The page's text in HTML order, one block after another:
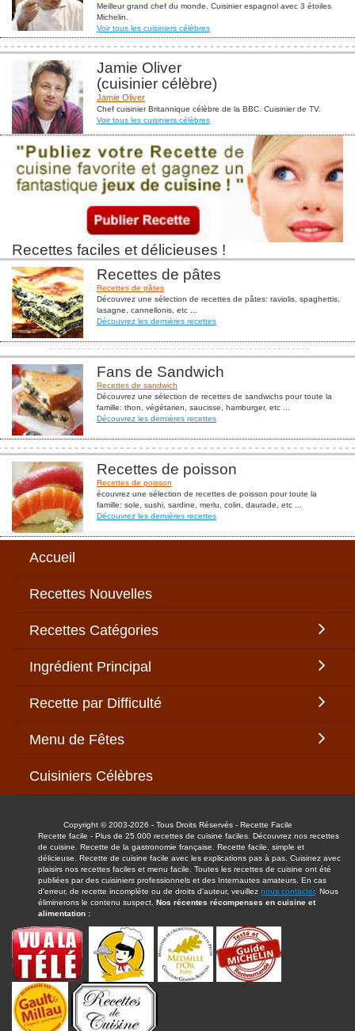
Meilleur grand chef du monde. Cuisinier espagnol avec 3 étoiles
Michelin.
Voir tous les cuisiniers célèbres
Jamie Oliver
(cuisinier célèbre)
Jamie Oliver
Chef cuisinier Britannique célèbre de la BBC. Cuisinier de TV.
Voir tous les cuisiniers célèbres
Recettes faciles et délicieuses !
Recettes de pâtes
Recettes de pâtes
Découvrez une sélection de recettes de pâtes: raviolis, spaghettis,
lasagne, cannellonis, etc ...
Découvrez les dernières recettes
Fans de Sandwich
Recettes de sandwich
Découvrez une sélection de recettes de sandwichs pour toute la
famille: thon, végétarien, saucisse, hamburger, etc ...
Découvrez les dernières recettes
Recettes de poisson
Recettes de poisson
écouvrez une sélection de recettes de poisson pour toute la
famille: sole, sushi, sardine, merlu, colin, daurade, etc ...
Découvrez les dernières recettes
Accueil
Recettes Nouvelles
Recettes Catégories
Ingrédient Principal
Recette par Difficulté
Menu de Fêtes
Cuisiniers Célèbres
Copyright © 2003-2026 - Tous Droits Réservés - Recette Facile
Recette facile - Plus de 25.000 recettes de cuisine faciles. Découvrez nos recettes
de cuisine. Recette de la gastronomie française. Recette facile, simple et
délicieuse. Recette de cuisine facile avec les explications pas à pas. Cuisinez avec
plaisirs nos recettes faciles et menu facile. Toutes les recettes de cuisine ont été
publiées par des cuisiniers professionnels et des Internautes amateurs. En cas
d'erreur, de recette incomplète ou de droits d'auteur, veuilleznous contacter. Nous
éliminerons le contenu suspect.Nos récentes récompenses en cuisine et
alimentation :